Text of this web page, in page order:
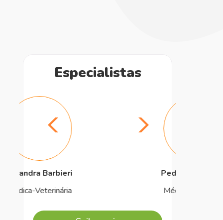
Especialistas
Pedro Giovannetti
Médico-veterinário